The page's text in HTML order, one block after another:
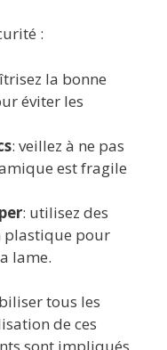
:
la bonne
éviter les
: veillez à ne pas
est fragile
: utilisez des
plastique pour
lame.
tous les
de ces